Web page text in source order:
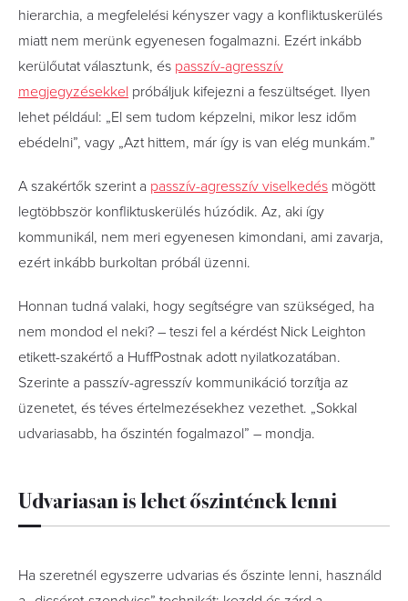
hierarchia, a megfelelési kényszer vagy a konfliktuskerülés
miatt nem merünk egyenesen fogalmazni. Ezért inkább
kerülőutat választunk, és passzív-agresszív
megjegyzésekkel próbáljuk kifejezni a feszültséget. Ilyen
lehet például: „El sem tudom képzelni, mikor lesz időm
ebédelni”, vagy „Azt hittem, már így is van elég munkám.”
A szakértők szerint a passzív-agresszív viselkedés mögött
legtöbbször konfliktuskerülés húzódik. Az, aki így
kommunikál, nem meri egyenesen kimondani, ami zavarja,
ezért inkább burkoltan próbál üzenni.
Honnan tudná valaki, hogy segítségre van szükséged, ha
nem mondod el neki? – teszi fel a kérdést Nick Leighton
etikett-szakértő a HuffPostnak adott nyilatkozatában.
Szerinte a passzív-agresszív kommunikáció torzítja az
üzenetet, és téves értelmezésekhez vezethet. „Sokkal
udvariasabb, ha őszintén fogalmazol” – mondja.
Udvariasan is lehet őszintének lenni
Ha szeretnél egyszerre udvarias és őszinte lenni, használd